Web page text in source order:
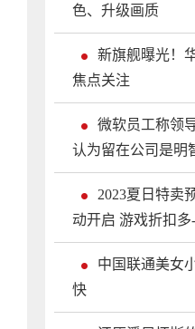
色、升级画质
新旗舰曝光！
焦点关注
微软员工称领
认为留在公司是明
2023夏日特卖
动开启 游戏折扣
中国联通美女
快